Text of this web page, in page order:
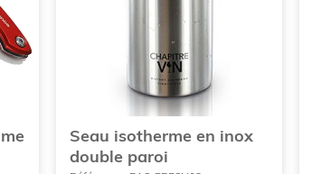
Seau isotherme en inox
double paroi